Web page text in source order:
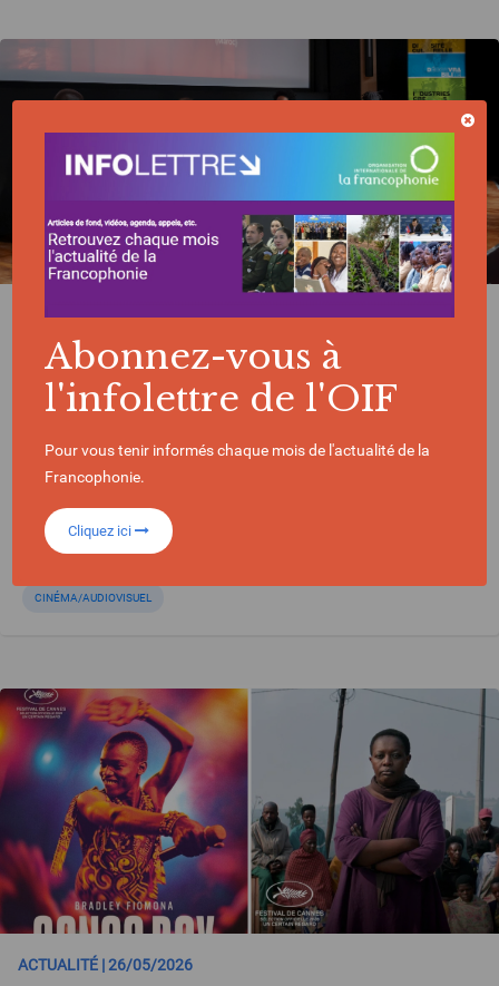
ACTUALITÉ | 04/06/2026
Caméra d’Or, Prix d’interprétation, 24
sélections : l’OIF dévoile un bilan record pour
le cinéma francophone du Sud
CINÉMA/AUDIOVISUEL
ACTUALITÉ | 26/05/2026
Abonnez-vous à
l'infolettre de l'OIF
Pour vous tenir informés chaque mois de l'actualité de la
Francophonie.
Cliquez ici